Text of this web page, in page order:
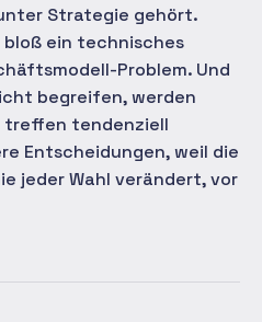
Strategie gehört.
ein technisches
Problem. Und
begreifen, werden
treffen tendenziell
Entscheidungen, weil die
jeder Wahl verändert, vor